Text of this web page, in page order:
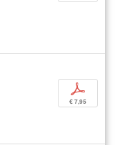
p
€ 7,95